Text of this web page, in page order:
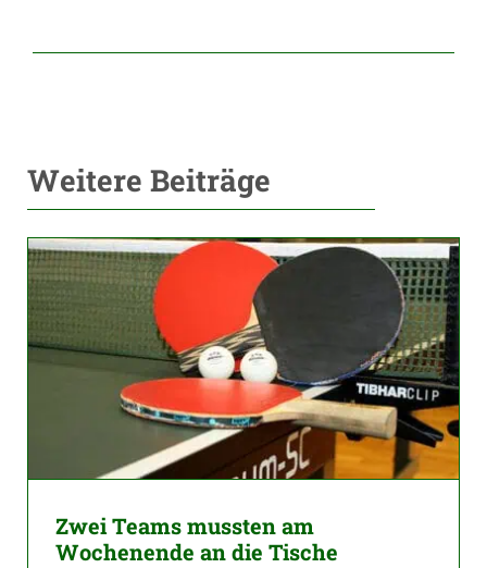
Weitere Beiträge
Zwei Teams mussten am
Wochenende an die Tische